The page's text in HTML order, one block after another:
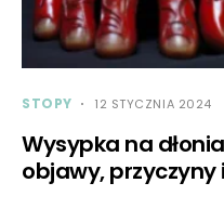
STOPY 12 STYCZNIA 2024
Wysypka na
objawy, przyczyny